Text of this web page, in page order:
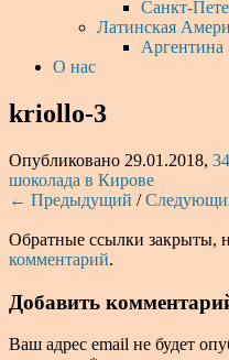
Санкт-
Латинская
Аргентина
О нас
kriollo-3
Опубликовано 29.01.2018,
шоколада в Кирове
← Предыдущий /
Обратные ссылки закрыты,
комментарий.
Добавить
Ваш адрес email не будет